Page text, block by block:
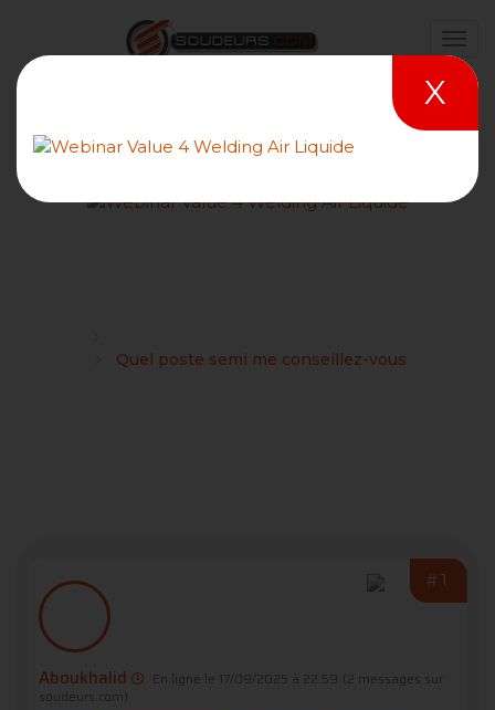
Quel poste semi me conseillez-vous
#1
Aboukhalid En ligne le 17/09/2025 à 22:59 (2 messages sur
soudeurs.com)
X